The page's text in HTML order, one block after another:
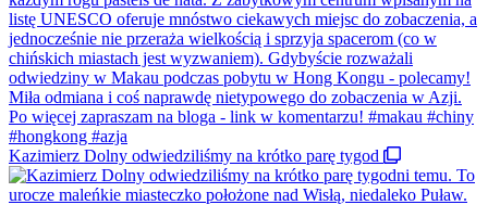
Kazimierz Dolny odwiedziliśmy na krótko parę tygod